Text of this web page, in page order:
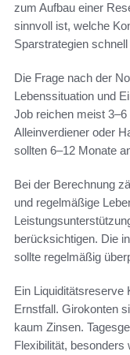
zum Aufbau einer
sinnvoll ist, welche
Sparstrategien
Die Frage nach der
Lebenssituation und
Job reichen meist
Alleinverdiener oder
sollten 6–12 Monate
Bei der Berechnung
und regelmäßige
berücksichtigen. Die
sollte regelmäßig
Ein Liquiditätsreserve
Ernstfall. Girokonten
kaum Zinsen.
Flexibilität, besonders